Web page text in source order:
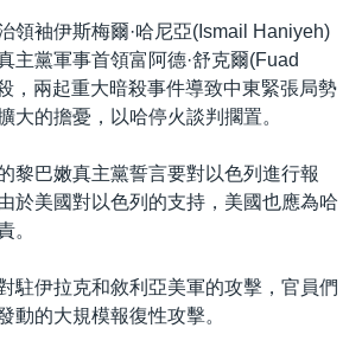
領袖伊斯梅爾·哈尼亞(Ismail Haniyeh)
主黨軍事首領富阿德·舒克爾(Fuad
，兩起重大暗殺事件導致中東緊張局勢
大的擔憂，以哈停火談判擱置。
黎巴嫩真主黨誓言要對以色列進行報
於美國對以色列的支持，美國也應為哈
。
駐伊拉克和敘利亞美軍的攻擊，官員們
動的大規模報復性攻擊。